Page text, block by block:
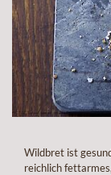
Wildbret ist
reichlich